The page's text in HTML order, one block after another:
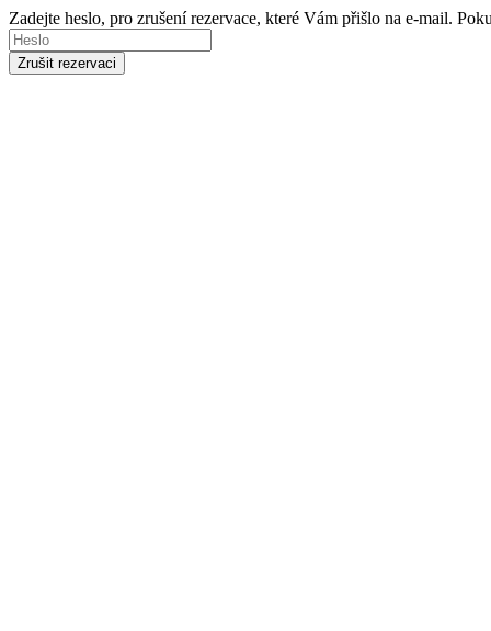
Zadejte heslo, pro zrušení rezervace, které Vám přišlo na e-mail.
Zrušit rezervaci